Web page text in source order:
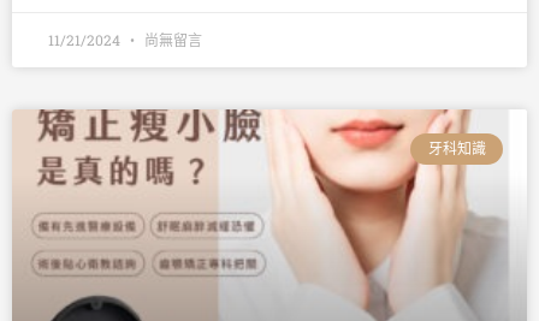
11/21/2024 尚無留言
牙科知識